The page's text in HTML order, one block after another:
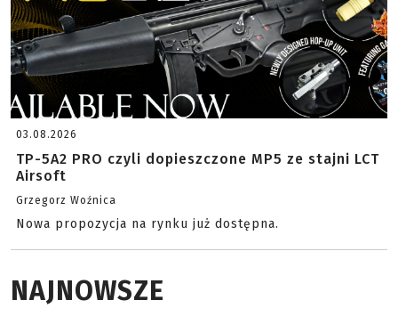
03.08.2026
TP-5A2 PRO czyli dopieszczone MP5 ze stajni LCT
Airsoft
Grzegorz Woźnica
Nowa propozycja na rynku już dostępna.
NAJNOWSZE